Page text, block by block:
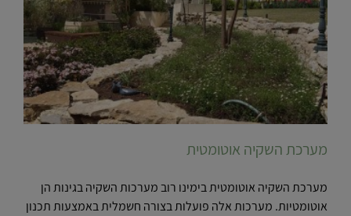
מערכת השקיה אוטומטית
מערכת השקיה אוטומטית בימינו רוב מערכות השקיה בגינות הן
אוטומטיות. מערכות אלה פועלות בצורה חשמלית באמצעות תכנון